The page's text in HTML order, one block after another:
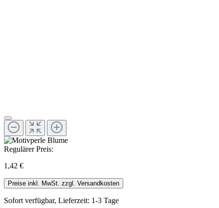
Regulärer Preis:
1,42 €
Preise inkl. MwSt. zzgl. Versandkosten
Sofort verfügbar, Lieferzeit: 1-3 Tage